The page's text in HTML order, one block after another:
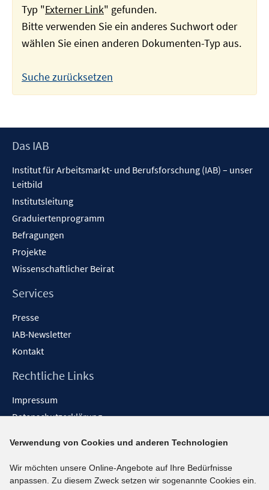
Typ "Externer Link" gefunden.
Bitte verwenden Sie ein anderes Suchwort oder
wählen Sie einen anderen Dokumenten-Typ aus.
Suche zurücksetzen
Footer
Das IAB
Institut für Arbeitsmarkt- und Berufsforschung (IAB) – unser
Leitbild
Institutsleitung
Graduiertenprogramm
Befragungen
Projekte
Wissenschaftlicher Beirat
Services
Presse
IAB-Newsletter
Kontakt
Rechtliche Links
Impressum
Datenschutzerklärung
Barrieren melden
Social-Media-Kanäle
Verwendung von Cookies und anderen Technologien
Wir möchten unsere Online-Angebote auf Ihre Bedürfnisse
anpassen. Zu diesem Zweck setzen wir sogenannte Cookies ein.